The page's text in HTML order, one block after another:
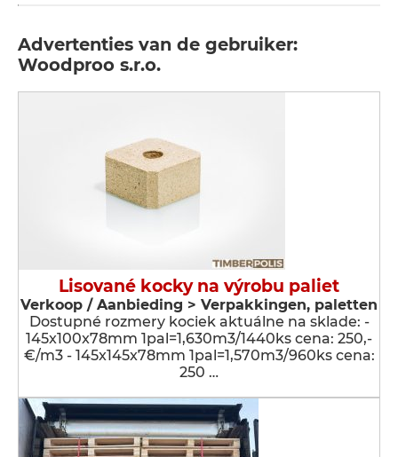
Advertenties van de gebruiker:
Woodproo s.r.o.
Lisované kocky na výrobu paliet
Verkoop / Aanbieding > Verpakkingen, paletten
Dostupné rozmery kociek aktuálne na sklade: -
145x100x78mm 1pal=1,630m3/1440ks cena: 250,-
€/m3 - 145x145x78mm 1pal=1,570m3/960ks cena:
250 …